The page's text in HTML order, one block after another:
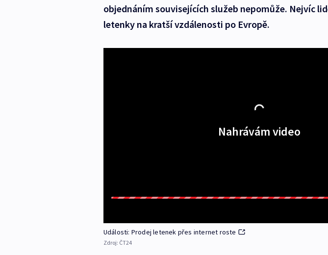
objednáním souvisejících služeb nepomůže. Nejvíc
letenky na kratší vzdálenosti po Evropě.
Nahrávám video
Události: Prodej letenek přes internet roste
Zdroj: ČT24